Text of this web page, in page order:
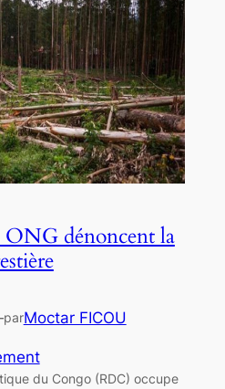
dénoncent la
parMoctar FICOU
du Congo (RDC) occupe